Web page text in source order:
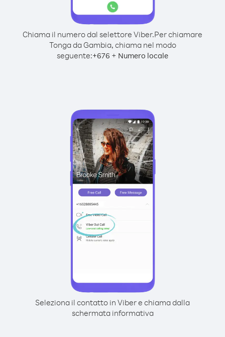
Chiama il numero dal selettore Viber.Per chiamare
Tonga da Gambia, chiama nel modo
seguente:+676 + Numero locale
Seleziona il contatto in Viber e chiama dalla
schermata informativa